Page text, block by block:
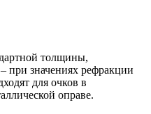
толщины,
при значениях рефракции
для очков в
оправе.